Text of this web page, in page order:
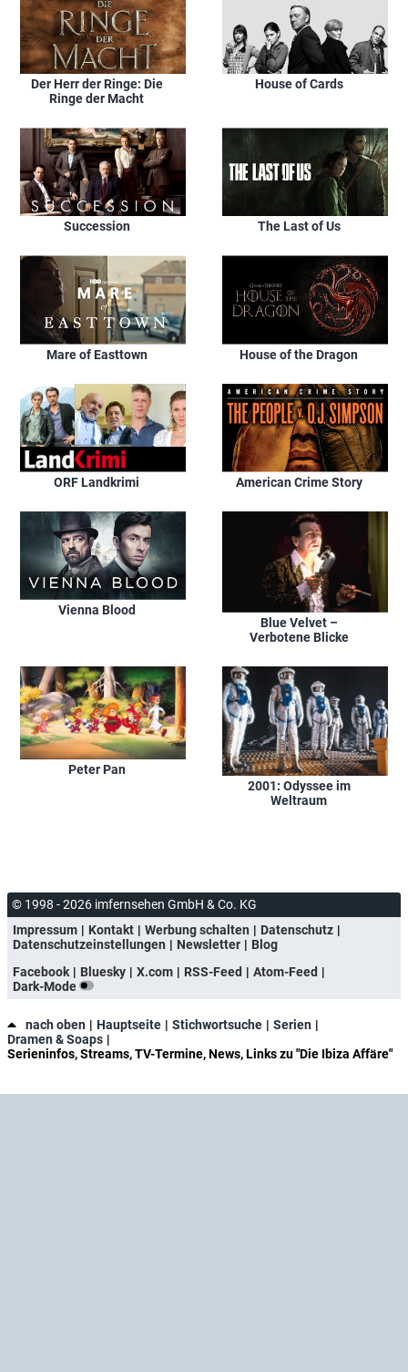
Der Herr der Ringe: Die
Ringe der Macht
House of Cards
Succession The Last of Us
Mare of Easttown House of the Dragon
ORF Landkrimi American Crime Story
Vienna Blood
Blue Velvet –
Verbotene Blicke
Peter Pan
2001: Odyssee im
Weltraum
© 1998 - 2026 imfernsehen GmbH & Co. KG
Impressum
Kontakt Werbung schalten
Datenschutz
Datenschutzeinstellungen
Newsletter
Blog
Facebook
Bluesky X.com RSS-Feed
Atom-Feed
Dark-Mode
nach oben Hauptseite Stichwortsuche
Serien
Dramen & Soaps
Serieninfos, Streams, TV-Termine, News, Links zu "Die Ibiza Affäre"